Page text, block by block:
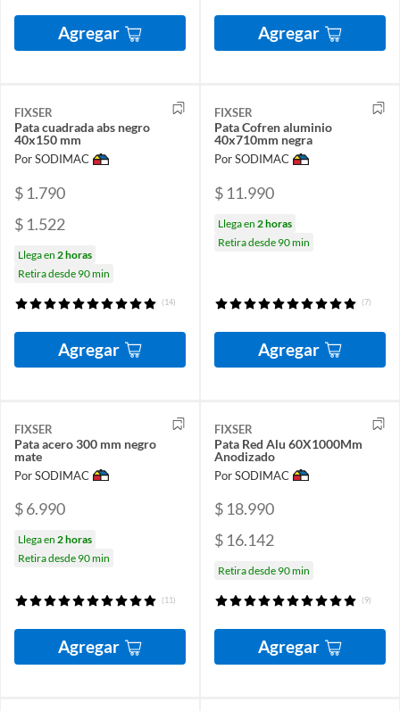
Agregar Agregar
FIXSER
Pata cuadrada abs negro
40x150 mm
Por SODIMAC
$ 1.790
$ 1.522
Llega en 2 horas
Retira desde 90 min
(14)
Agregar
FIXSER
Pata Cofren aluminio
40x710mm negra
Por SODIMAC
$ 11.990
Llega en 2 horas
Retira desde 90 min
(7)
Agregar
FIXSER
Pata acero 300 mm negro
mate
Por SODIMAC
$ 6.990
Llega en 2 horas
Retira desde 90 min
(11)
Agregar
FIXSER
Pata Red Alu 60X1000Mm
Anodizado
Por SODIMAC
$ 18.990
$ 16.142
Retira desde 90 min
(9)
Agregar